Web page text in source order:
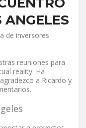
ANGELES
de inversores
reuniones para
reality. Ha
a Ricardo y